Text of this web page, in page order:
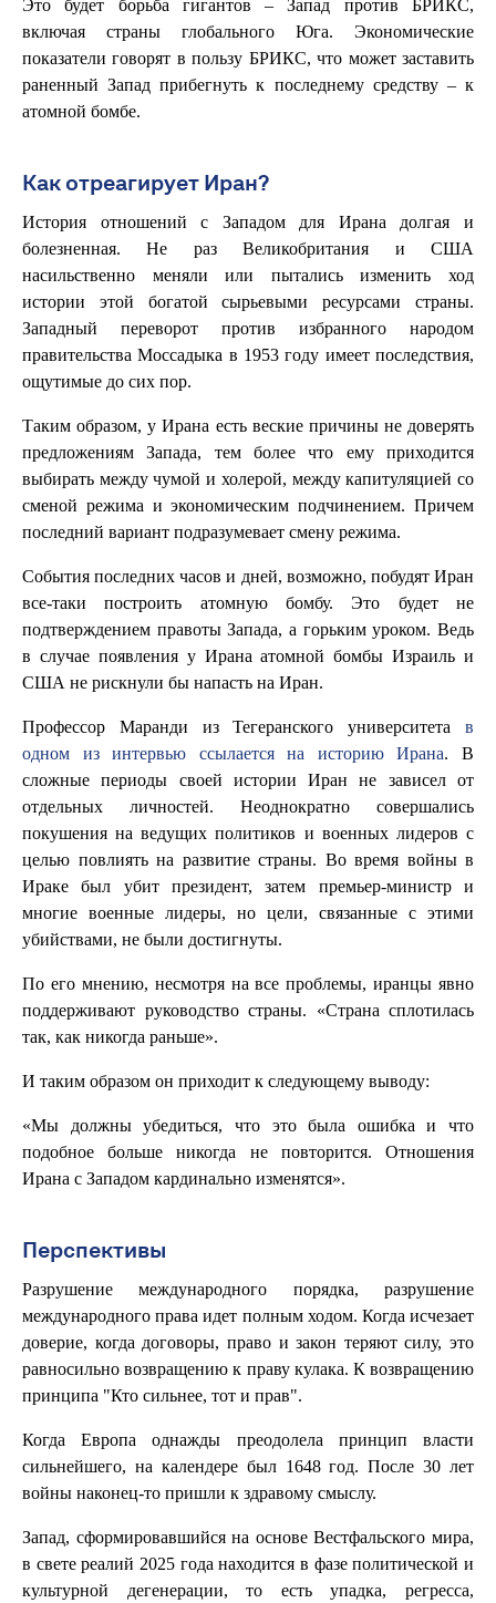
Это будет борьба гигантов – Запад против БРИКС,
включая страны глобального Юга. Экономические
показатели говорят в пользу БРИКС, что может заставить
раненный Запад прибегнуть к последнему средству – к
атомной бомбе.
Как отреагирует Иран?
История отношений с Западом для Ирана долгая и
болезненная. Не раз Великобритания и США
насильственно меняли или пытались изменить ход
истории этой богатой сырьевыми ресурсами страны.
Западный переворот против избранного народом
правительства Моссадыка в 1953 году имеет последствия,
ощутимые до сих пор.
Таким образом, у Ирана есть веские причины не доверять
предложениям Запада, тем более что ему приходится
выбирать между чумой и холерой, между капитуляцией со
сменой режима и экономическим подчинением. Причем
последний вариант подразумевает смену режима.
События последних часов и дней, возможно, побудят Иран
все-таки построить атомную бомбу. Это будет не
подтверждением правоты Запада, а горьким уроком. Ведь
в случае появления у Ирана атомной бомбы Израиль и
США не рискнули бы напасть на Иран.
Профессор Маранди из Тегеранского университета в
одном из интервью ссылается на историю Ирана. В
сложные периоды своей истории Иран не зависел от
отдельных личностей. Неоднократно совершались
покушения на ведущих политиков и военных лидеров с
целью повлиять на развитие страны. Во время войны в
Ираке был убит президент, затем премьер-министр и
многие военные лидеры, но цели, связанные с этими
убийствами, не были достигнуты.
По его мнению, несмотря на все проблемы, иранцы явно
поддерживают руководство страны. «Страна сплотилась
так, как никогда раньше».
И таким образом он приходит к следующему выводу:
«Мы должны убедиться, что это была ошибка и что
подобное больше никогда не повторится. Отношения
Ирана с Западом кардинально изменятся».
Перспективы
Разрушение международного порядка, разрушение
международного права идет полным ходом. Когда исчезает
доверие, когда договоры, право и закон теряют силу, это
равносильно возвращению к праву кулака. К возвращению
принципа "Кто сильнее, тот и прав".
Когда Европа однажды преодолела принцип власти
сильнейшего, на календере был 1648 год. После 30 лет
войны наконец-то пришли к здравому смыслу.
Запад, сформировавшийся на основе Вестфальского мира,
в свете реалий 2025 года находится в фазе политической и
культурной дегенерации, то есть упадка, регресса,